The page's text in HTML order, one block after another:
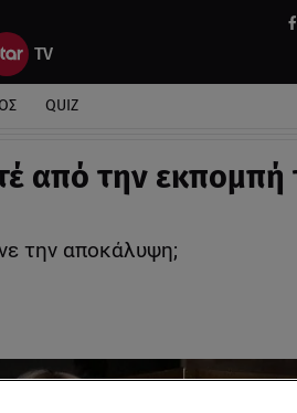
QUIZ
από την εκπομπή
την αποκάλυψη;